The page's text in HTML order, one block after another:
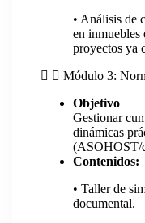
• Análisis de
en inmuebles
proyectos ya
Módulo 3:
Objetivo
Gestionar
dinámicas
(ASOHOST/
Contenidos:
• Taller de
documental.